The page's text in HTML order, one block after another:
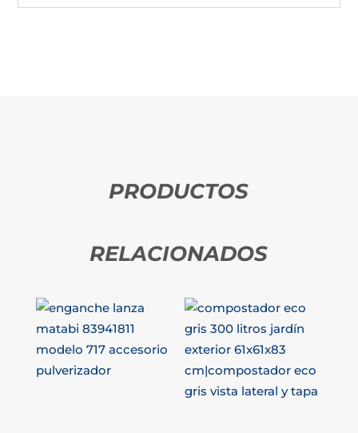
PRODUCTOS
RELACIONADOS